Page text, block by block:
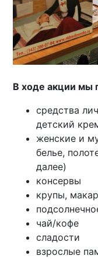
В ходе акции мы
средства
детский
женские и
белье,
далее)
консервы
крупы,
чай/кофе
сладости
взрослые